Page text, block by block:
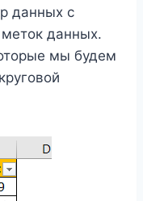
данных с
данных.
мы будем